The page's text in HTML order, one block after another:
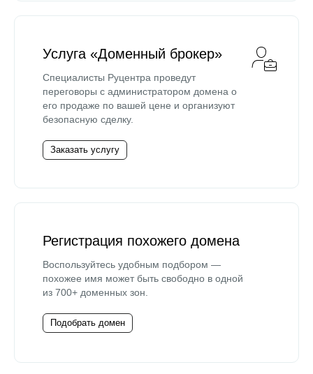
Услуга «Доменный брокер»
Специалисты Руцентра проведут
переговоры с администратором домена о
его продаже по вашей цене и организуют
безопасную сделку.
Заказать услугу
Регистрация похожего домена
Воспользуйтесь удобным подбором —
похожее имя может быть свободно в одной
из 700+ доменных зон.
Подобрать домен